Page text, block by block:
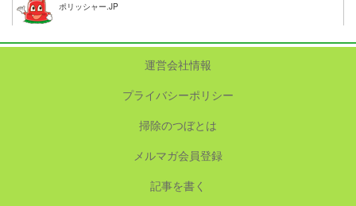
ポリッシャー.JP
運営会社情報
プライバシーポリシー
掃除のつぼとは
メルマガ会員登録
記事を書く